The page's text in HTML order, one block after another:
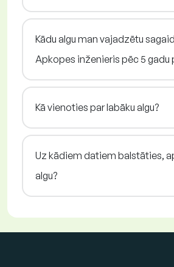
Kādu algu man vajadzētu
Apkopes inženieris pēc 5 gadu
Kā vienoties par labāku algu?
Uz kādiem datiem balstāties,
algu?